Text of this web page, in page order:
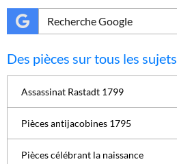
Des pièces sur tous les sujets
Assassinat Rastadt 1799
Pièces antijacobines 1795
Pièces célébrant la naissance